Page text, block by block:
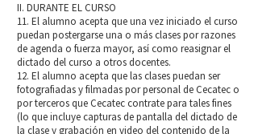
II. DURANTE EL CURSO
11. El alumno acepta que una vez iniciado el curso
puedan postergarse una o más clases por razones
de agenda o fuerza mayor, así como reasignar el
dictado del curso a otros docentes.
12. El alumno acepta que las clases puedan ser
fotografiadas y filmadas por personal de Cecatec o
por terceros que Cecatec contrate para tales fines
(lo que incluye capturas de pantalla del dictado de
la clase y grabación en video del contenido de la